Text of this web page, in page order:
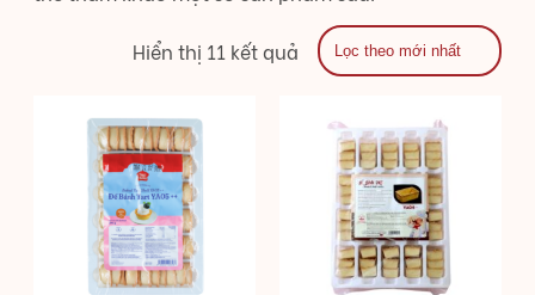
Hiển thị 11 kết quả